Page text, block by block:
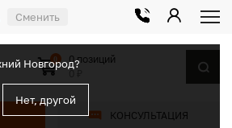
Сменить
Новгород?
Нет, другой
КОНСУЛЬТАЦИЯ
0
0 позиций